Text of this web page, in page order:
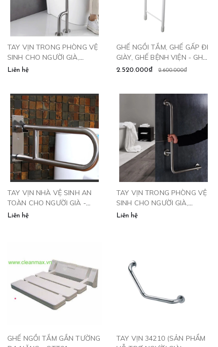
TAY VỊN TRONG PHÒNG VỆ
SINH CHO NGƯỜI GIÀ,
NGƯỜI BỆNH - TV880
Liên hệ
GHẾ NGỒI TẮM, GHẾ GẤP ĐI
GIÀY, GHẾ BỆNH VIỆN - GHE
2024 CLEANMAX
2.520.000₫ 2.600.000₫
TAY VỊN NHÀ VỆ SINH AN
TOÀN CHO NGƯỜI GIÀ -
TV680 CLEANMAX
Liên hệ
TAY VỊN TRONG PHÒNG VỆ
SINH CHO NGƯỜI GIÀ,
NGƯỜI BỆNH - TV780
Liên hệ
GHẾ NGỒI TẮM GẮN TƯỜNG
TAY VỊN 34210 (SẢN PHẨM